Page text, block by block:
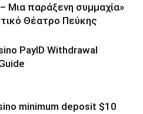
Μια παράξενη συμμαχία»
Θέατρο Πεύκης
PayID Withdrawal
minimum deposit $10